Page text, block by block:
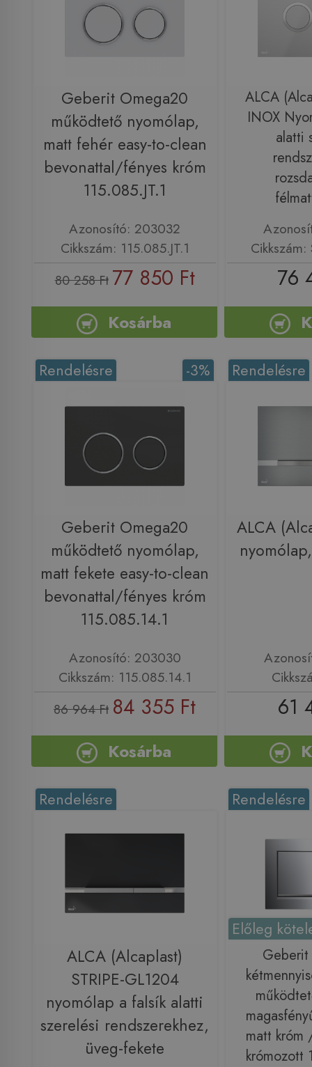
Geberit Omega20
működtető nyomólap,
matt fehér easy-to-clean
bevonattal/fényes króm
115.085.JT.1
Azonosító: 203032
Cikkszám: 115.085.JT.1
80 258 Ft 77 850 Ft
Kosárba
ALCA
INOX
alatti
76
-3%
Rendelésre
Geberit Omega20
működtető nyomólap,
matt fekete easy-to-clean
bevonattal/fényes króm
115.085.14.1
Azonosító: 203030
Cikkszám: 115.085.14.1
86 964 Ft 84 355 Ft
Kosárba
Rendelésre
ALCA
61
Rendelésre
ALCA (Alcaplast)
STRIPE-GL1204
nyomólap a falsík alatti
szerelési rendszerekhez,
üveg-fekete
Rendelésre
Előleg
matt króm
krómozott